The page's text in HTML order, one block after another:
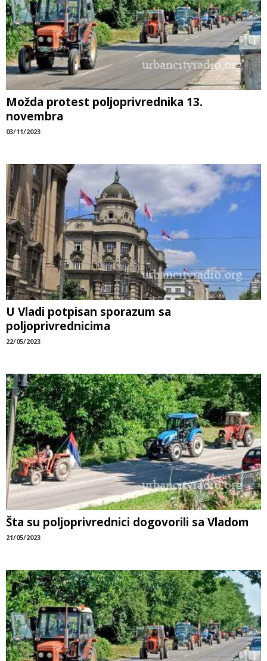
Možda protest poljoprivrednika 13.
novembra
03/11/2023
U Vladi potpisan sporazum sa
poljoprivrednicima
22/05/2023
Šta su poljoprivrednici dogovorili sa Vladom
21/05/2023